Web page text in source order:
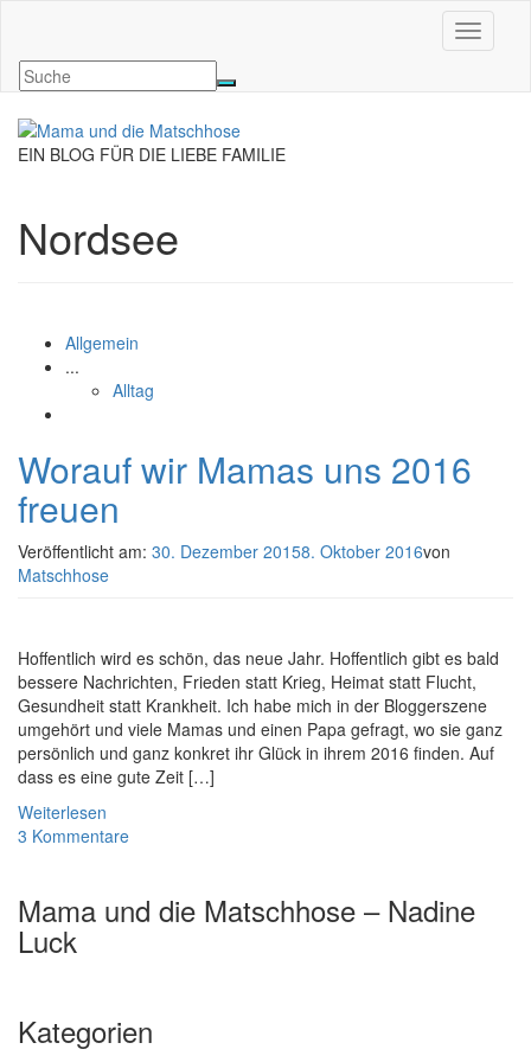
EIN BLOG FÜR DIE LIEBE FAMILIE
Nordsee
Allgemein
...
Alltag
Worauf wir Mamas uns 2016
freuen
Veröffentlicht am: 30. Dezember 20158. Oktober 2016von
Matschhose
Hoffentlich wird es schön, das neue Jahr. Hoffentlich gibt es bald
bessere Nachrichten, Frieden statt Krieg, Heimat statt Flucht,
Gesundheit statt Krankheit. Ich habe mich in der Bloggerszene
umgehört und viele Mamas und einen Papa gefragt, wo sie ganz
persönlich und ganz konkret ihr Glück in ihrem 2016 finden. Auf
dass es eine gute Zeit […]
Weiterlesen
3 Kommentare
Mama und die Matschhose – Nadine
Luck
Kategorien